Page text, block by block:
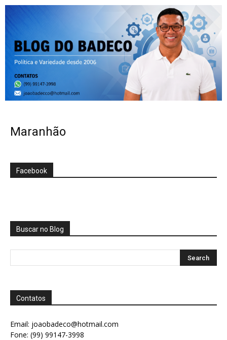
Maranhão
Facebook
Buscar no Blog
Contatos
Email: joaobadeco@hotmail.com
Fone: (99) 99147-3998